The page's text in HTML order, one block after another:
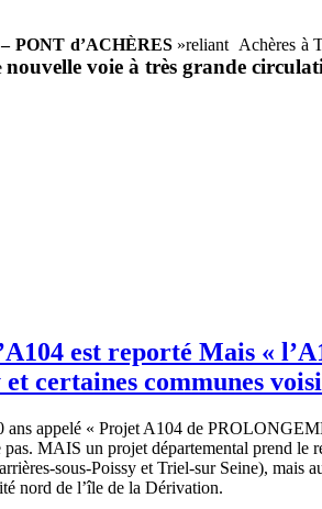
PONT d’ACHÈRES»reliant Achères à
nouvelle voie à très grande
est reporté Mais «
certaines communes
ans appelé « Projet A104 de
MAIS un projet départemental prend le
sous-Poissy et Triel-sur Seine), mais
nord de l’île de la Dérivation.